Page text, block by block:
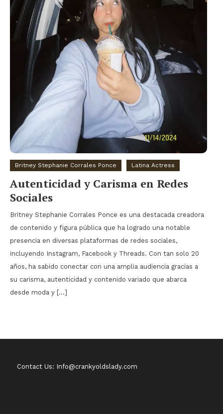
Britney Stephanie Corrales Ponce Latina Actress
Autenticidad y Carisma en Redes
Sociales
Britney Stephanie Corrales Ponce es una destacada creadora
de contenido y figura pública que ha logrado una notable
presencia en diversas plataformas de redes sociales,
incluyendo Instagram, Facebook y Threads. Con tan solo 20
años, ha sabido conectar con una amplia audiencia gracias a
su carisma, autenticidad y contenido variado que abarca
desde moda y […]
Contact Us: Info@crankyoldslady.com